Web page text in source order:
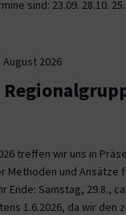
sind: 23.09. 28.10.
August 2026
treffen wir uns in
Methoden und Ansätze
Ende: Samstag, 29.8.,
1.6.2026, da wir